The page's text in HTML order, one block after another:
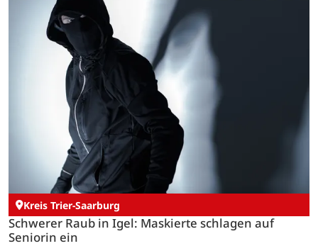
Kreis Trier-Saarburg
Schwerer Raub in Igel: Maskierte schlagen auf
Seniorin ein